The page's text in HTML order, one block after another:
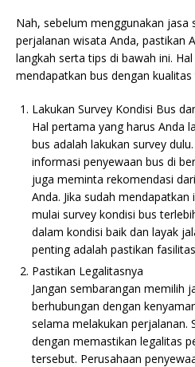
Nah, sebelum menggunakan
perjalanan wisata Anda, pastikan
langkah serta tips di bawah ini.
mendapatkan bus dengan kualitas
Lakukan Survey Kondisi Bus
Hal pertama yang harus Anda
bus adalah lakukan survey
informasi penyewaan bus di
juga meminta rekomendasi
Anda. Jika sudah
mulai survey kondisi bus
dalam kondisi baik dan layak
penting adalah pastikan
Pastikan Legalitasnya
Jangan sembarangan memilih
berhubungan dengan
selama melakukan perjalanan.
dengan memastikan legalitas
tersebut. Perusahaan